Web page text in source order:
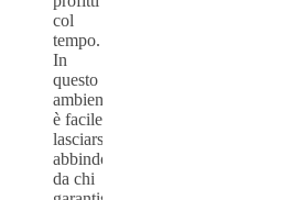
col
tempo.
In
questo
ambiente
è facile
lasciarsi
abbindolare
da chi